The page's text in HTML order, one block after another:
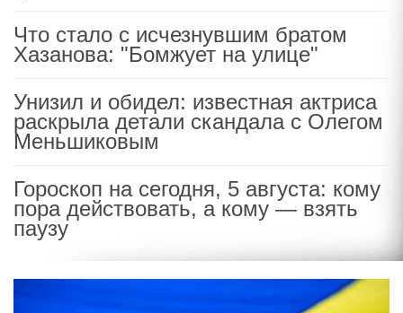
Что стало с исчезнувшим братом
Хазанова: "Бомжует на улице"
Унизил и обидел: известная актриса
раскрыла детали скандала с Олегом
Меньшиковым
Гороскоп на сегодня, 5 августа: кому
пора действовать, а кому — взять
паузу